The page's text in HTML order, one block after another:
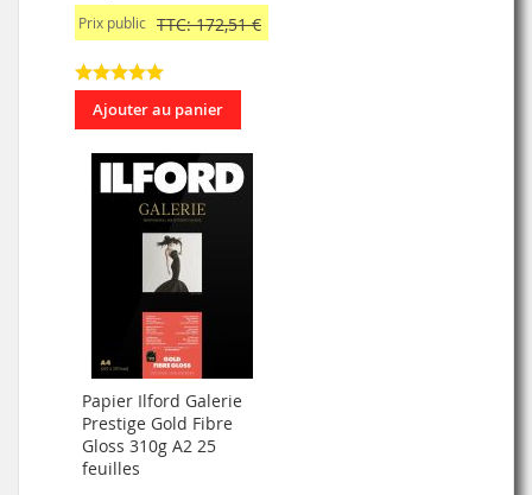
Prix public TTC: 172,51 €
Ajouter au panier
Papier Ilford Galerie
Prestige Gold Fibre
Gloss 310g A2 25
feuilles